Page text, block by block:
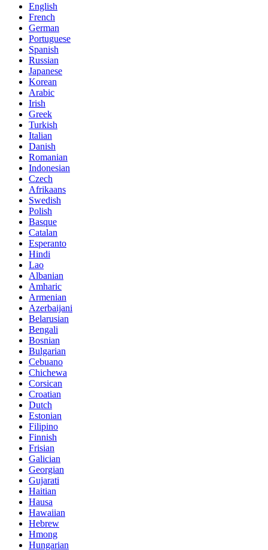
English
French
German
Portuguese
Spanish
Russian
Japanese
Korean
Arabic
Irish
Greek
Turkish
Italian
Danish
Romanian
Indonesian
Czech
Afrikaans
Swedish
Polish
Basque
Catalan
Esperanto
Hindi
Lao
Albanian
Amharic
Armenian
Azerbaijani
Belarusian
Bengali
Bosnian
Bulgarian
Cebuano
Chichewa
Corsican
Croatian
Dutch
Estonian
Filipino
Finnish
Frisian
Galician
Georgian
Gujarati
Haitian
Hausa
Hawaiian
Hebrew
Hmong
Hungarian